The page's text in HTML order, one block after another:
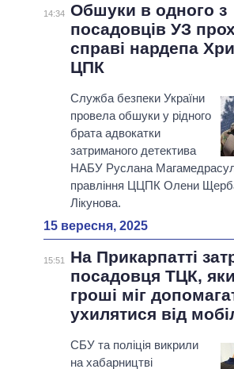
14:34 Обшуки в одного з
посадовців УЗ
справі нардепа
ЦПК
Служба безпеки України
провела обшуки у рідного
брата адвокатки
затриманого детектива
НАБУ Руслана
правління ЦЦПК Олени
Лікунова.
15 вересня, 2025
15:51
На Прикарпатті
посадовця ТЦК,
гроші міг
ухилятися від
СБУ та поліція викрили
на хабарництві